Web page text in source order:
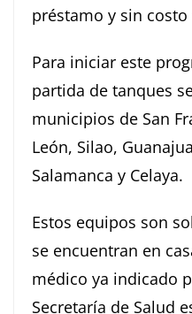
préstamo y sin costo
Para iniciar este
partida de tanques
municipios de San
León, Silao,
Salamanca y Celaya.
Estos equipos son
se encuentran en
médico ya indicado
Secretaría de Salud